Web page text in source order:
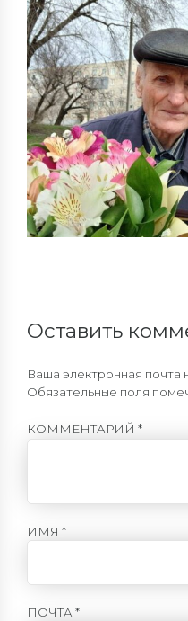
Оставить
Ваша электронная почта
Обязательные поля
КОММЕНТАРИЙ *
ИМЯ *
ПОЧТА *